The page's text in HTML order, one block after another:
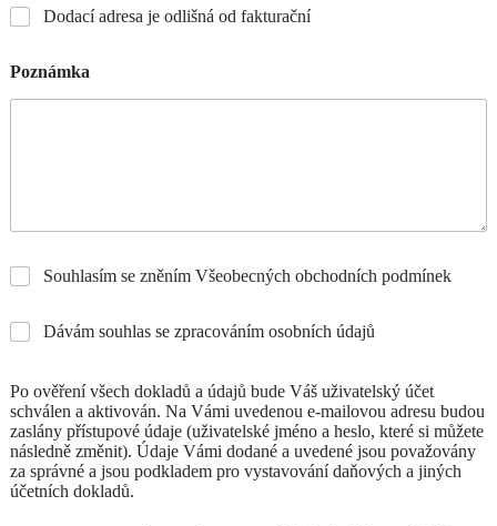
Dodací adresa je odlišná od fakturační
Poznámka
Souhlasím se zněním Všeobecných obchodních podmínek
Dávám souhlas se zpracováním osobních údajů
Po ověření všech dokladů a údajů bude Váš uživatelský účet
schválen a aktivován. Na Vámi uvedenou e-mailovou adresu budou
zaslány přístupové údaje (uživatelské jméno a heslo, které si můžete
následně změnit). Údaje Vámi dodané a uvedené jsou považovány
za správné a jsou podkladem pro vystavování daňových a jiných
účetních dokladů.